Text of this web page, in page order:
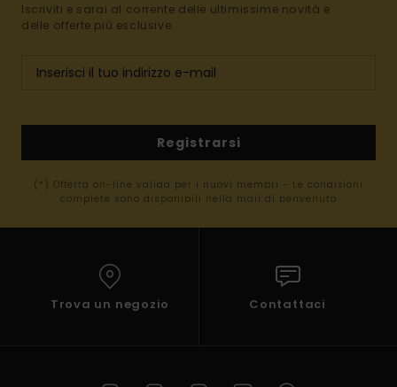
Iscriviti e sarai al corrente delle ultimissime novità e
delle offerte più esclusive.
Registrarsi
(*) Offerta on-line valida per i nuovi membri - Le condizioni
complete sono disponibili nella mail di benvenuto
Trova un negozio Contattaci